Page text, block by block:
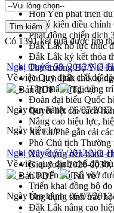
Quyết liệt tháo gỡ
Hòn Yến phát triển
Lấy ý kiến điều chỉnh
Phát động chiến dịch
Đắk Lắk nỗ lực thúc
Đắk Lắk ký kết thỏa
Thứ trưởng Bộ Y tế
Du lịch Đắk Lắk nâng
Tập huấn ứng dụng
Đoàn đại biểu Quốc
Quyết liệt cải cách
Nâng cao hiệu lực,
Xã Ea Phê gắn cải
Phó Chủ tịch
Xây dựng nền hành
Giai đoạn 2026-
Chuyển đổi số 'mở
Triển khai đồng bộ
Ứng dụng sinh trắc
Đắk Lắk nâng cao
Có 1391kết quả được tìm
Nghị Quyết 58 /2012/NQ-
Về việc Quy định chế độ
Bản PDF
Tải về
Ngày ban hành:06/07/2012
Ngày hiệu lực:
Nghị Quyết 57 /2012/NQ-
Về việc quy định chế độ
Bản PDF
Tải về
Ngày ban hành: 06/07/2012